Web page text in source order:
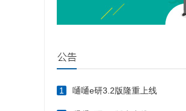
1 嗵嗵e研3.2版隆重上线